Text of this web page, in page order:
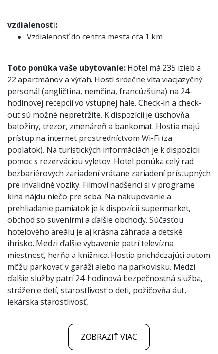
vzdialenosti:
Vzdialenosť do centra mesta cca 1 km
Toto ponúka vaše ubytovanie: Hotel má 235 izieb a
22 apartmánov a výťah. Hostí srdečne víta viacjazyčný
personál (angličtina, nemčina, francúzština) na 24-
hodinovej recepcii vo vstupnej hale. Check-in a check-
out sú možné nepretržite. K dispozícii je úschovňa
batožiny, trezor, zmenáreň a bankomat. Hostia majú
prístup na internet prostredníctvom Wi-Fi (za
poplatok). Na turistických informáciách je k dispozícii
pomoc s rezerváciou výletov. Hotel ponúka celý rad
bezbariérových zariadení vrátane zariadení prístupných
pre invalidné vozíky. Filmoví nadšenci si v programe
kina nájdu niečo pre seba. Na nakupovanie a
prehliadanie pamiatok je k dispozícii supermarket,
obchod so suvenírmi a ďalšie obchody. Súčasťou
hotelového areálu je aj krásna záhrada a detské
ihrisko. Medzi ďalšie vybavenie patrí televízna
miestnosť, herňa a knižnica. Hostia prichádzajúci autom
môžu parkovať v garáži alebo na parkovisku. Medzi
ďalšie služby patrí 24-hodinová bezpečnostná služba,
stráženie detí, starostlivosť o deti, požičovňa áut,
lekárska starostlivosť,
ZOBRAZIŤ VIAC